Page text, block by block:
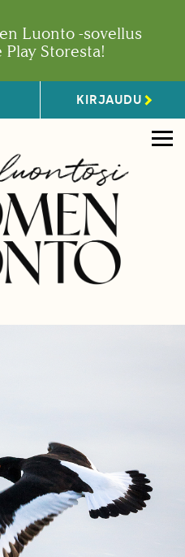
Luonto -sovellus
Play Storesta!
KIRJAUDU